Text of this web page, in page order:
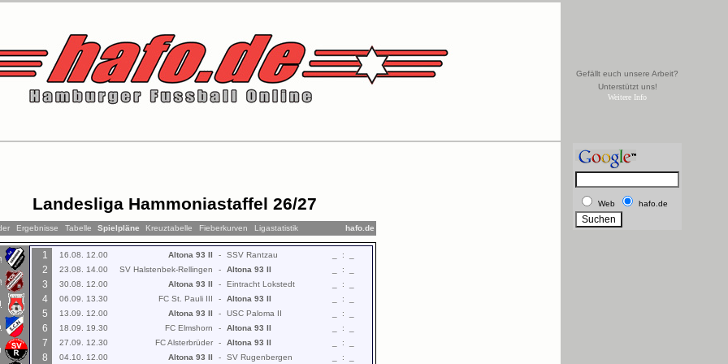
Gefällt euch unsere Arbeit?
Unterstützt uns!
Weitere Info
Landesliga Hammoniastaffel 26/27
Ergebnisse Tabelle Spielpläne Kreuztabelle Fieberkurven Ligastatistik hafo.de
1 16.08. 12.00 Altona 93 II - SSV Rantzau :
2 23.08. 14.00 SV Halstenbek-Rellingen - Altona 93 II :
3 30.08. 12.00 Altona 93 II - Eintracht Lokstedt :
4 06.09. 13.30 FC St. Pauli III - Altona 93 II :
5 13.09. 12.00 Altona 93 II - USC Paloma II :
6 18.09. 19.30 FC Elmshorn - Altona 93 II :
7 27.09. 12.30 FC Alsterbrüder - Altona 93 II :
8 04.10. 12.00 Altona 93 II - SV Rugenbergen :
Web hafo.de